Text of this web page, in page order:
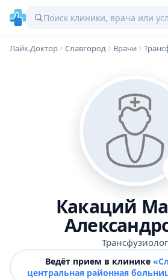
Лайк.Доктор Славгород Врачи
Какаций
Трансфузиолог
Ведёт прием в клинике
центральная районная